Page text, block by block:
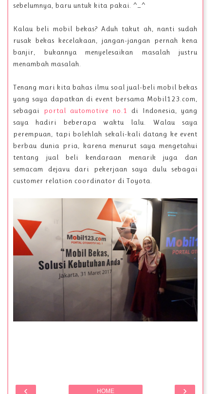
sebelumnya, baru untuk kita pakai. ^_^
Kalau beli mobil bekas? Aduh takut ah, nanti sudah
rusak bekas kecelakaan, jangan-jangan pernah kena
banjir, bukannya menyelesaikan masalah justru
menambah masalah.
Tenang mari kita bahas ilmu soal jual-beli mobil bekas
yang saya dapatkan di event bersama Mobil123.com,
sebagai portal automotive no.1 di Indonesia, yang
saya hadiri beberapa waktu lalu. Walau saya
perempuan, tapi bolehlah sekali-kali datang ke event
berbau dunia pria, karena menurut saya mengetahui
tentang jual beli kendaraan menarik juga dan
semacam dejavu dari pekerjaan saya dulu sebagai
customer relation coordinator di Toyota.
‹ ›
HOME